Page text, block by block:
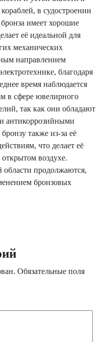
в судостроении
имеет хорошие
её идеальной для
механических
направлением
благодаря
время наблюдается
в сфере ювелирного
так как они обладают
антикоррозийными
также из-за её
что делает её
воздухе.
области продолжаются,
бронзовых
Обязательные поля